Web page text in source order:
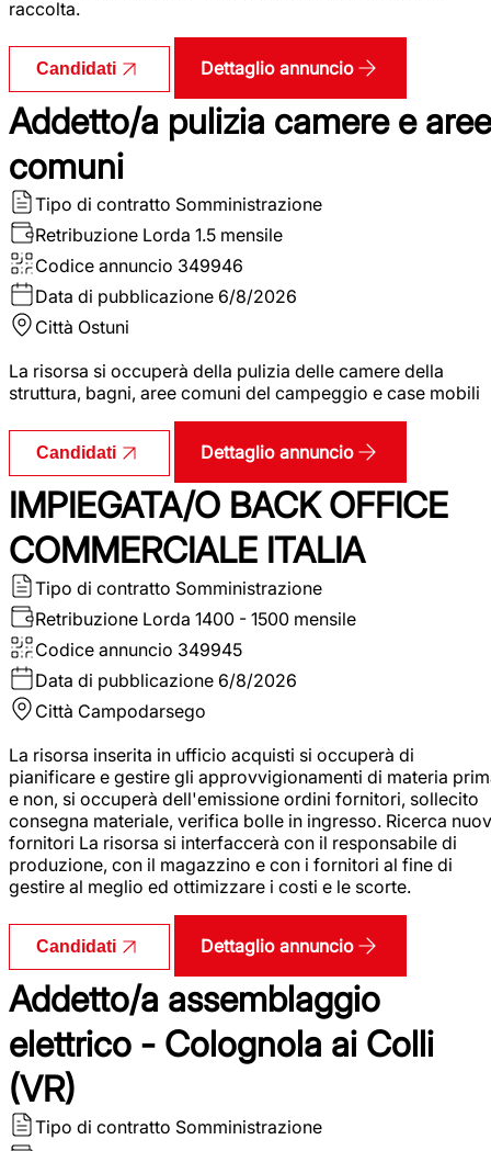
raccolta.
Candidati Dettaglio annuncio
Addetto/a pulizia camere e aree
comuni
Tipo di contratto Somministrazione
Retribuzione Lorda 1.5 mensile
Codice annuncio 349946
Data di pubblicazione 6/8/2026
Città Ostuni
La risorsa si occuperà della pulizia delle camere della
struttura, bagni, aree comuni del campeggio e case mobili
Candidati Dettaglio annuncio
IMPIEGATA/O BACK OFFICE
COMMERCIALE ITALIA
Tipo di contratto Somministrazione
Retribuzione Lorda 1400 - 1500 mensile
Codice annuncio 349945
Data di pubblicazione 6/8/2026
Città Campodarsego
La risorsa inserita in ufficio acquisti si occuperà di
pianificare e gestire gli approvvigionamenti di materia
e non, si occuperà dell'emissione ordini fornitori, sollecito
consegna materiale, verifica bolle in ingresso. Ricerca
fornitori La risorsa si interfaccerà con il responsabile di
produzione, con il magazzino e con i fornitori al fine di
gestire al meglio ed ottimizzare i costi e le scorte.
Candidati Dettaglio annuncio
Addetto/a assemblaggio
elettrico - Colognola ai Colli
(VR)
Tipo di contratto Somministrazione